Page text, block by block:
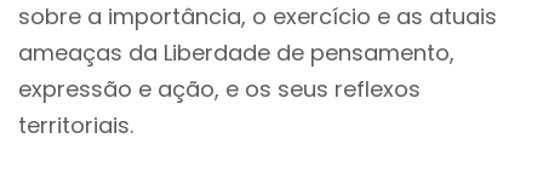
sobre a importância, o exercício e as atuais
ameaças da Liberdade de pensamento,
expressão e ação, e os seus reflexos
territoriais.